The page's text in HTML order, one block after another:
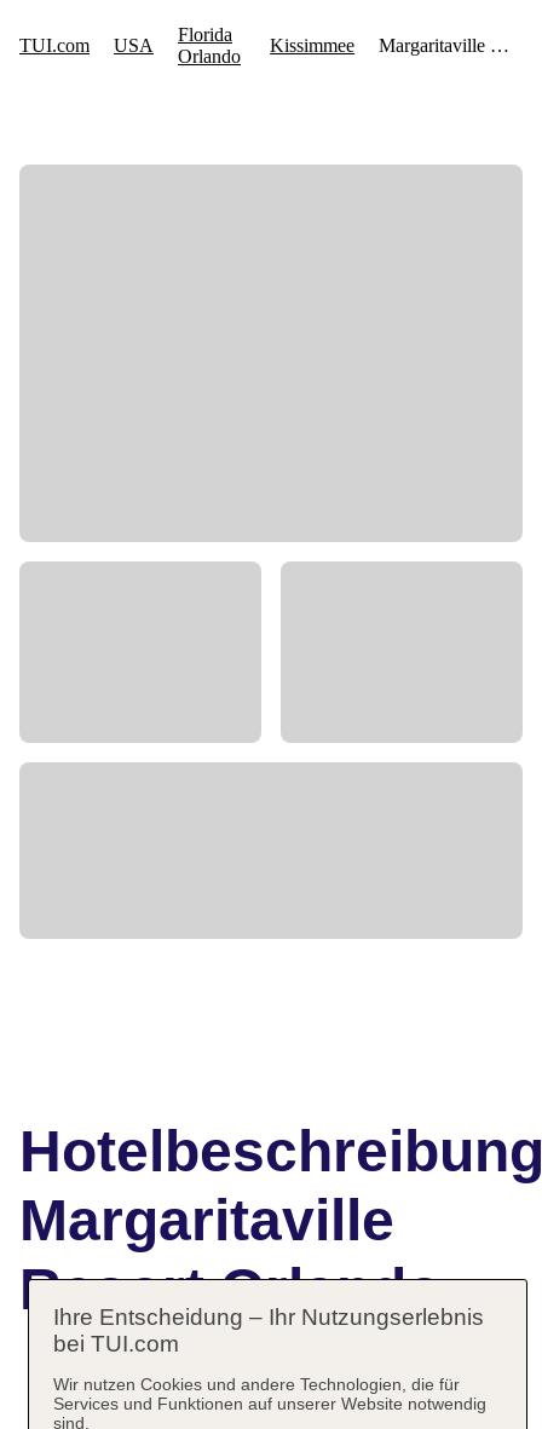
Margaritaville
Resort Orlando
Das bietet Ihre Unterkunft
Ihre Entscheidung – Ihr Nutzungserlebnis
bei TUI.com
Wir nutzen Cookies und andere Technologien, die für
Services und Funktionen auf unserer Website notwendig
sind.